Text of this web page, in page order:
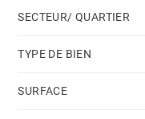
SECTEUR/ QUARTIER
TYPE DE BIEN
SURFACE